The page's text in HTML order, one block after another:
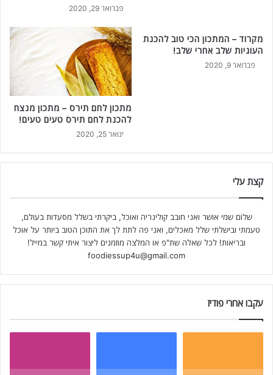
פברואר 29, 2020
מקרוד – המתכון הכי טוב להכנת
העוגיות שלב אחרי שלב!
פברואר 9, 2020
מתכון לחם תירס – מתכון מנצח
להכנת לחם תירס טעים טעים!
ינואר 25, 2020
קצת עלי
שלום שמי אושר ואני חובב קולינריה ואוכל, ביקרתי בשלל מסעדות בעולם,
טעמתי ובישלתי שלל מאכלים, ואני פה לתת לך את התוכן הטוב ביותר על אוכל
ובריאות! לכל שאלה שת"פ או המלצה מוזמנים ליצור איתי קשר במייל!
foodiessup4u@gmail.com
עקבו אחרי פודיז